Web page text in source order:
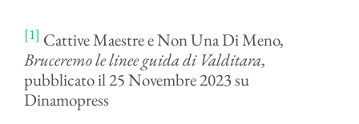
[1] Cattive Maestre e Non Una Di Meno,
Bruceremo le linee guida di Valditara,
pubblicato il 25 Novembre 2023 su
Dinamopress